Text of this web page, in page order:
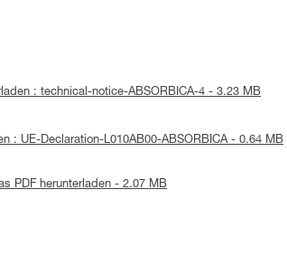
: technical-notice-ABSORBICA-4 - 3.23 MB
: UE-Declaration-L010AB00-ABSORBICA - 0.64 MB
PDF herunterladen - 2.07 MB